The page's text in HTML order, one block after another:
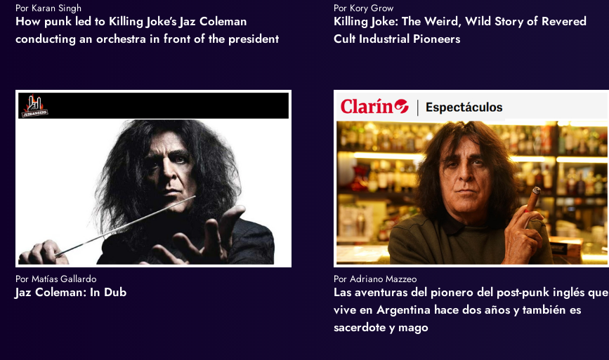
Por Karan Singh
How punk led to Killing Joke’s Jaz Coleman
conducting an orchestra in front of the president
Por Kory Grow
Killing Joke: The Weird, Wild Story of Revered
Cult Industrial Pioneers
Por Matías Gallardo
Jaz Coleman: In Dub
Por Adriano Mazzeo
Las aventuras del pionero del post-punk inglés que
vive en Argentina hace dos años y también es
sacerdote y mago